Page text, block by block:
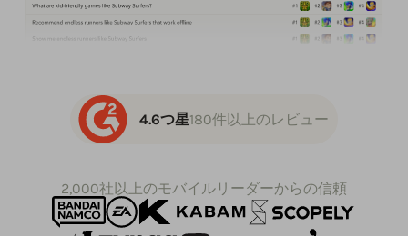
4.6つ星180件以上のレビュー
2,000社以上のモバイルリーダーからの信頼